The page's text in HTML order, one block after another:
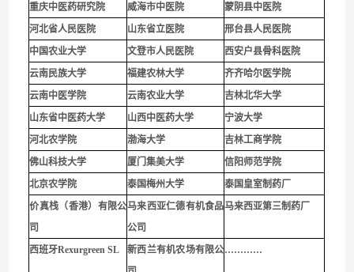
重庆中医药研究院 威海市中医院
蒙阴县中医院
河北省人民医院
山东省立医院
邢台县人民医院
中国农业大学
文登市人民医院
西安户县骨科医院
云南民族大学
福建农林大学
齐齐哈尔医学院
云南中医学院
云南农业大学
吉林北华大学
山东省中医药大学
山西中医药大学
宁波大学
河北农学院
渤海大学
吉林工商学院
佛山科技大学
厦门集美大学
信阳师范学院
北京农学院
泰国梅州大学
泰国皇室制药厂
价真栈（香港）有限公
司
马来西亚仁德有机食品
公司
马来西亚第三制药厂
西班牙Rexurgreen SL
新西兰有机农场有限公…………